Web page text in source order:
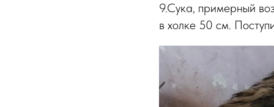
9.Сука, примерный
в холке 50 см.